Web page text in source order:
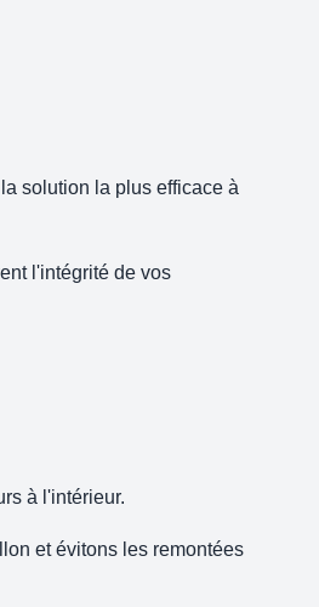
solution la plus efficace à
l'intégrité de vos
à l'intérieur.
et évitons les remontées